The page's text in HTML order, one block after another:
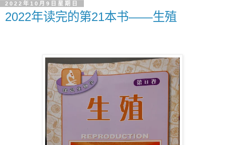
2022年10月9日星期日
2022年读完的第21本书——生殖